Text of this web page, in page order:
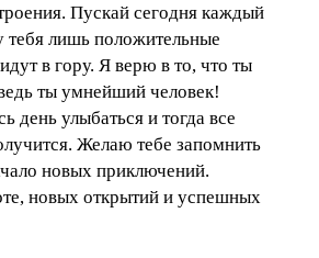
Пускай сегодня каждый
тебя лишь положительные
в гору. Я верю в то, что ты
ты умнейший человек!
день улыбаться и тогда все
Желаю тебе запомнить
новых приключений.
новых открытий и успешных